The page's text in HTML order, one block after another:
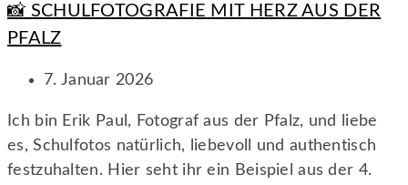
📸 SCHULFOTOGRAFIE MIT HERZ AUS DER
PFALZ
7. Januar 2026
Ich bin Erik Paul, Fotograf aus der Pfalz, und liebe
es, Schulfotos natürlich, liebevoll und authentisch
festzuhalten. Hier seht ihr ein Beispiel aus der 4.